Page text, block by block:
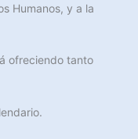
Humanos, y a la
ofreciendo tanto